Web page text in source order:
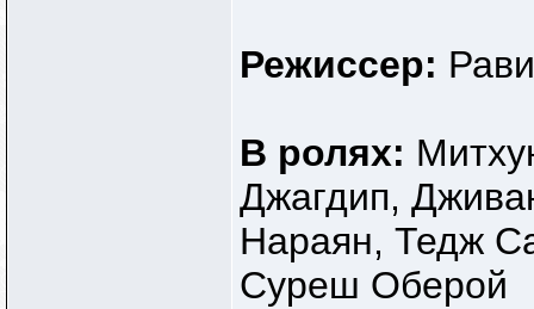
Режиссер:
В ролях:
Джагдип,
Нараян, Тедж
Суреш Оберой